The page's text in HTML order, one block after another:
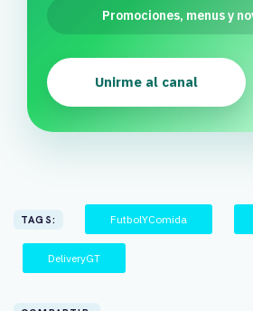
Promociones, menus y
Unirme al canal
TAGS: FutbolYComida
DeliveryGT